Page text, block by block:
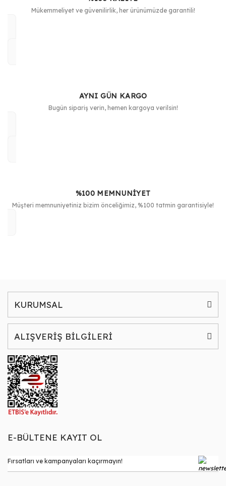
Mükemmeliyet ve güvenilirlik, her ürünümüzde garantili!
AYNI GÜN KARGO
Bugün sipariş verin, hemen kargoya verilsin!
%100 MEMNUNİYET
Müşteri memnuniyetiniz bizim önceliğimiz, %100 tatmin garantisiyle!
KURUMSAL
ALIŞVERİŞ BİLGİLERİ
E-BÜLTENE KAYIT OL